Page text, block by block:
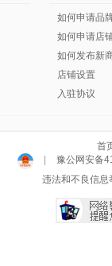
如何申请品
如何申请店
如何发布新
店铺设置
入驻协议
首
豫公网安备
违法和不良信